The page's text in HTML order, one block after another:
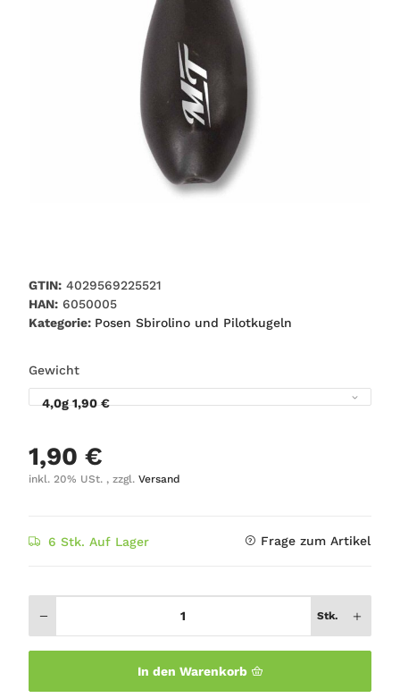
GTIN: 4029569225521
HAN: 6050005
Kategorie: Posen Sbirolino und Pilotkugeln
Gewicht
4,0g 1,90 €
1,90 €
inkl. 20% USt. , zzgl. Versand
6 Stk. Auf Lager Frage zum Artikel
Stk.
In den Warenkorb